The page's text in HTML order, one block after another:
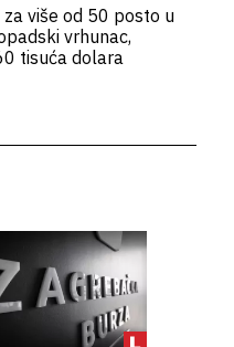
više od 50 posto u
vrhunac,
tisuća dolara